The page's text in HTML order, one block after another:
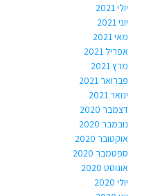
יולי 2021
יוני 2021
מאי 2021
אפריל 2021
מרץ 2021
פברואר 2021
ינואר 2021
דצמבר 2020
נובמבר 2020
אוקטובר 2020
ספטמבר 2020
אוגוסט 2020
יולי 2020